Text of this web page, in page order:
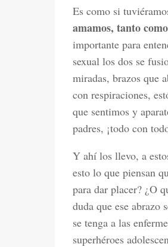
Es como si
amamos, tanto
importante para
sexual los dos se
miradas, brazos que
con respiraciones,
que sentimos y
padres, ¡todo con
Y ahí los llevo, a
esto lo que piensan
para dar placer? ¿O
duda que ese abrazo
se tenga a las
superhéroes